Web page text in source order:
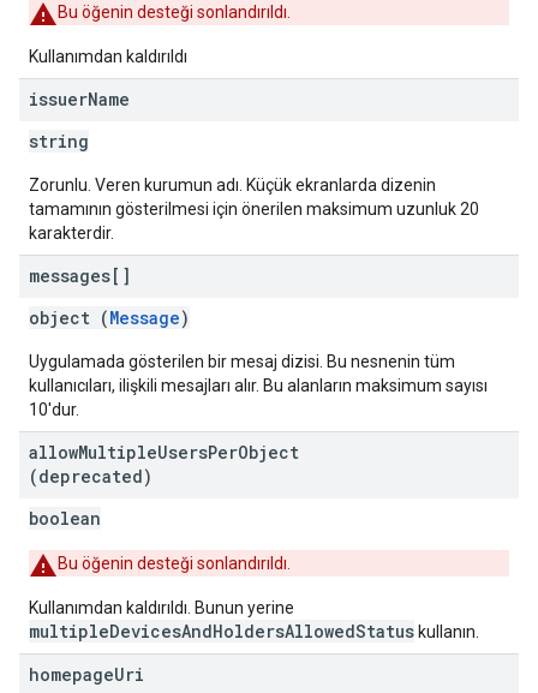
Bu öğenin desteği sonlandırıldı.
Kullanımdan kaldırıldı
issuerName
string
Zorunlu. Veren kurumun adı. Küçük ekranlarda dizenin
tamamının gösterilmesi için önerilen maksimum uzunluk 20
karakterdir.
messages[]
object (Message)
Uygulamada gösterilen bir mesaj dizisi. Bu nesnenin tüm
kullanıcıları, ilişkili mesajları alır. Bu alanların maksimum sayısı
10'dur.
allowMultipleUsersPerObject
(deprecated)
boolean
Bu öğenin desteği sonlandırıldı.
Kullanımdan kaldırıldı. Bunun yerine
multipleDevicesAndHoldersAllowedStatus kullanın.
homepageUri